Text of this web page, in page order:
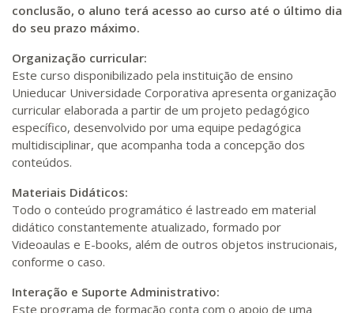
440 H 55 dias 150dias
Matricular
conclusão, o aluno terá acesso ao curso até o último dia
do seu prazo máximo.
Organização curricular:
Este curso disponibilizado pela instituição de ensino
Unieducar Universidade Corporativa apresenta organização
curricular elaborada a partir de um projeto pedagógico
específico, desenvolvido por uma equipe pedagógica
multidisciplinar, que acompanha toda a concepção dos
conteúdos.
Materiais Didáticos:
Todo o conteúdo programático é lastreado em material
didático constantemente atualizado, formado por
Videoaulas e E-books, além de outros objetos instrucionais,
conforme o caso.
Interação e Suporte Administrativo:
Este programa de formação conta com o apoio de uma